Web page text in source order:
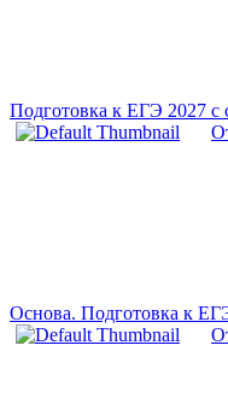
Подготовка к ЕГЭ 2027 с
Основа. Подготовка к